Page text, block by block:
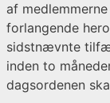
af
forlangende
sidstnævnte
inden to
dagsordenen